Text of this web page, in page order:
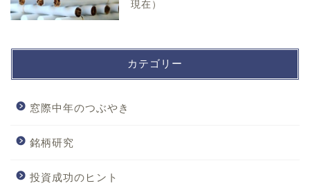
現在）
カテゴリー
窓際中年のつぶやき
銘柄研究
投資成功のヒント